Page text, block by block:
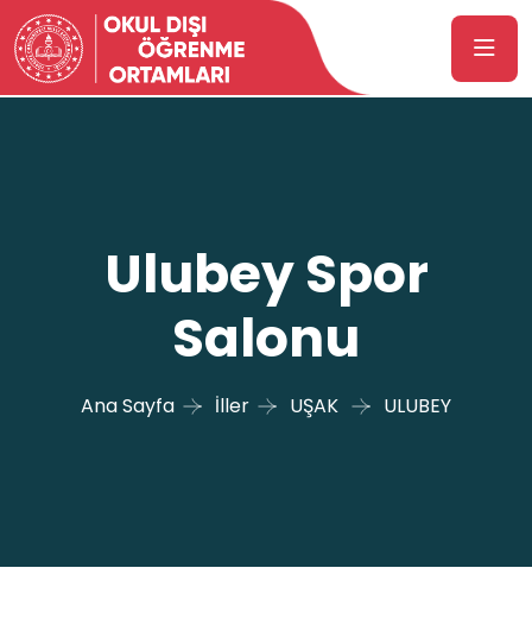
Ulubey Spor
Salonu
Ana Sayfa İller UŞAK ULUBEY